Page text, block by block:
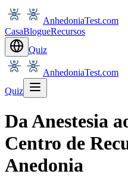
AnhedoniaTest.com
CasaBlogueRecursos
Quiz
AnhedoniaTest.com
Quiz
Da Anestesia
Centro de
Anedonia